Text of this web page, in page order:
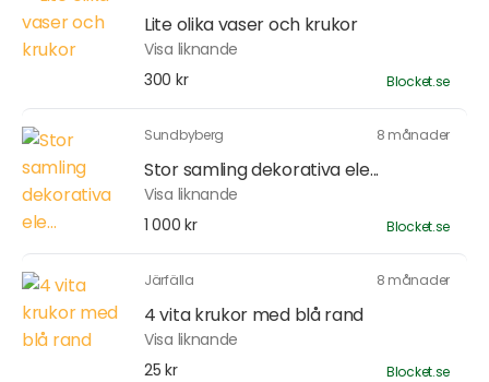
Lite olika vaser och krukor
Visa liknande
300 kr
Blocket.se
Sundbyberg 8 månader
Stor samling dekorativa ele...
Visa liknande
1 000 kr
Blocket.se
Järfälla 8 månader
4 vita krukor med blå rand
Visa liknande
25 kr
Blocket.se